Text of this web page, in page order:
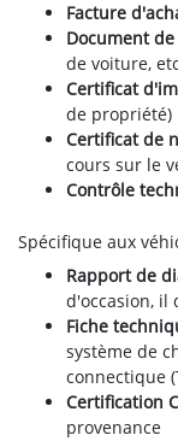
Facture
Document
de voiture,
Certificat
de propriété)
Certificat de
cours sur le
Contrôle
Spécifique aux
Rapport de
d'occasion, il
Fiche
système de
connectique
Certification
provenance